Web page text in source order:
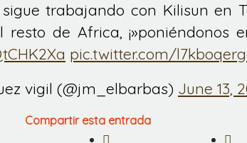
sigue trabajando con Kilisun en
resto de Africa, ¡»poniéndonos
pic.twitter.com/
vigil (@jm_elbarbas) June 13,
Compartir esta entrada